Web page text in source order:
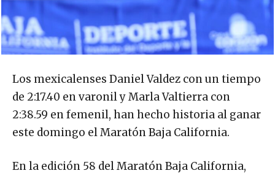
Los mexicalenses Daniel Valdez con un tiempo
de 2:17.40 en varonil y Marla Valtierra con
2:38.59 en femenil, han hecho historia al ganar
este domingo el Maratón Baja California.
En la edición 58 del Maratón Baja California,